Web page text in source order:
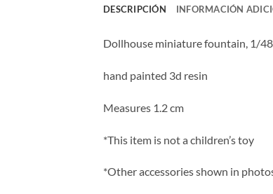
DESCRIPCIÓN INFORMACIÓN
Dollhouse miniature fountain, 1/48
hand painted 3d resin
Measures 1.2 cm
*This item is not a children’s toy
*Other accessories shown in